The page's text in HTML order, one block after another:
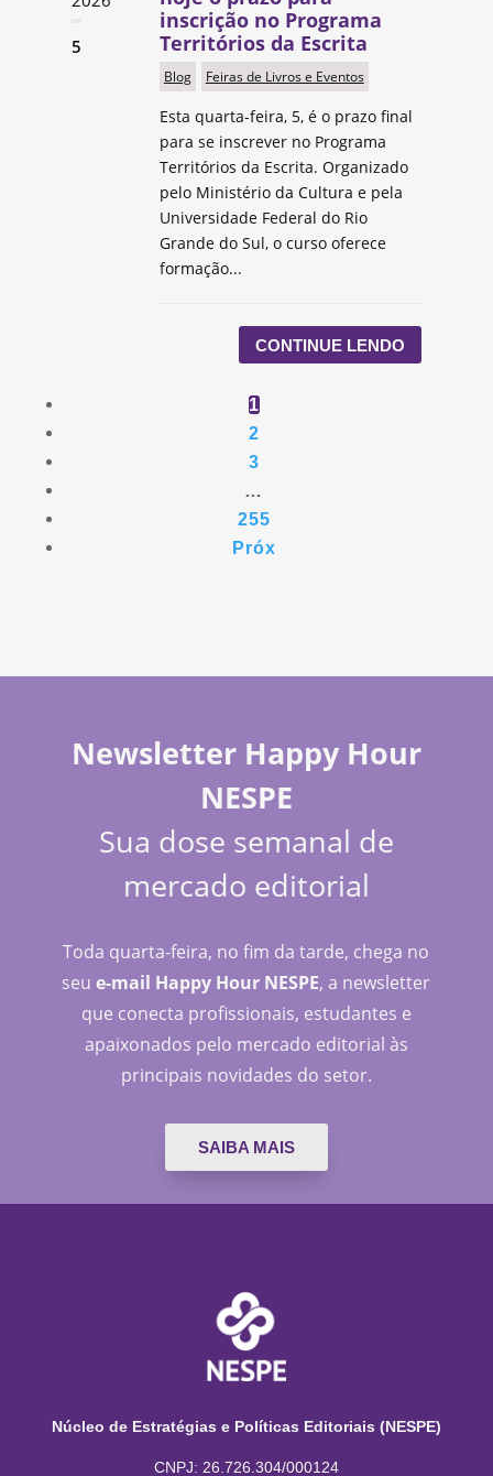
5
inscrição no Programa
Territórios da Escrita
Blog Feiras de Livros e Eventos
Esta quarta-feira, 5, é o prazo final
para se inscrever no Programa
Territórios da Escrita. Organizado
pelo Ministério da Cultura e pela
Universidade Federal do Rio
Grande do Sul, o curso oferece
formação...
CONTINUE LENDO
1
2
3
…
255
Próx
Newsletter Happy Hour
NESPE
Sua dose semanal de
mercado editorial
Toda quarta-feira, no fim da tarde, chega no
seue-mail Happy Hour NESPE, a newsletter
que conecta profissionais, estudantes e
apaixonados pelo mercado editorial às
principais novidades do setor.
SAIBA MAIS
Núcleo de Estratégias e Políticas Editoriais (NESPE)
CNPJ: 26.726.304/000124